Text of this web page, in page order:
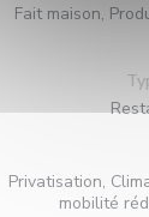
Fait maison,
Privatisation,
mobilité